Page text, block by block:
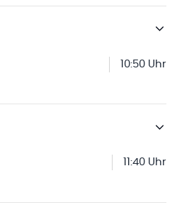
10:50 Uhr
11:40 Uhr